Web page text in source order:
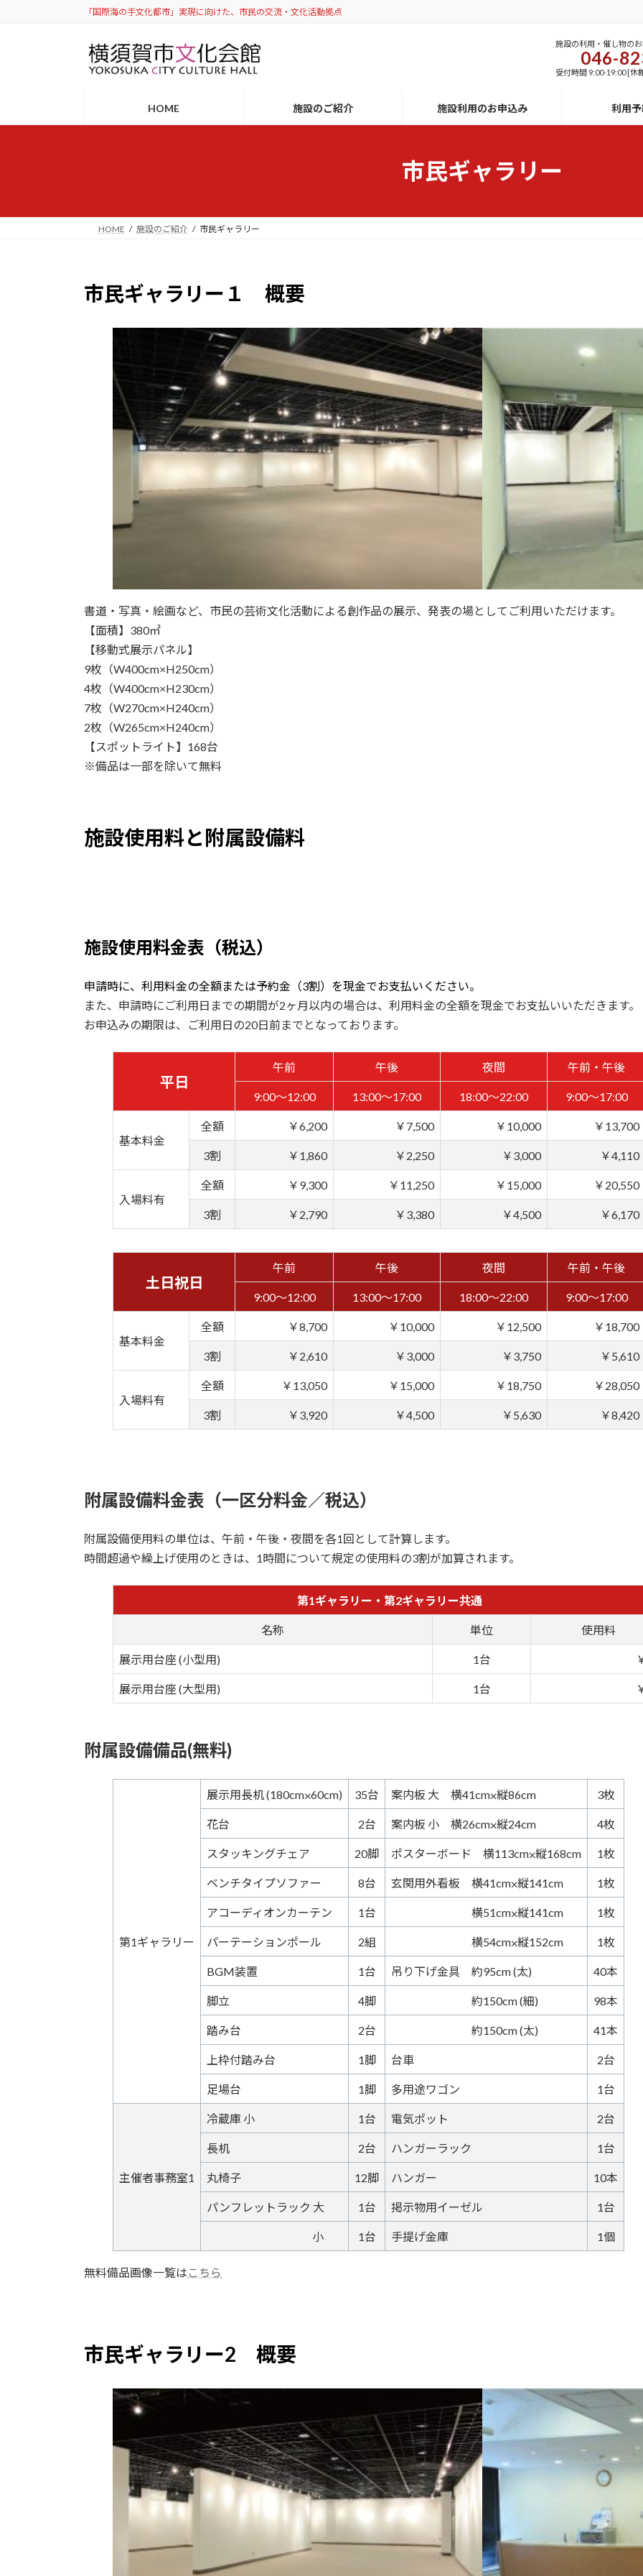
キ
に
「国際海の手文化都市」実現に向けた、市民の交流・文化活動拠点
施設の利用・催し物の
046-
受付時間 9:00-19:00 [休
HOME 施設のご紹介 施設利用のお申込み 利用
市民ギャラリー
HOME 施設のご紹介 市民ギャラリー
市民ギャラリー１ 概要
書道・写真・絵画など、市民の芸術文化活動による創作品の展示、発表の場としてご利用いただけます。
【面積】380㎡
【移動式展示パネル】
9枚（W400cm×H250cm）
4枚（W400cm×H230cm）
7枚（W270cm×H240cm）
2枚（W265cm×H240cm）
【スポットライト】168台
※備品は一部を除いて無料
施設使用料と附属設備料
施設使用料金表（税込）
申請時に、利用料金の全額または予約金（3割）を現金でお支払いください。
また、申請時にご利用日までの期間が2ヶ月以内の場合は、利用料金の全額を現金でお支払いいただきます。
お申込みの期限は、ご利用日の20日前までとなっております。
平日
午前 午後 夜間 午前・午後
9:00～12:00 13:00～17:00 18:00～22:00 9:00～17:00
基本料金
全額 ￥6,200 ￥7,500 ￥10,000 ￥13,700
3割 ￥1,860 ￥2,250 ￥3,000 ￥4,110
入場料有
全額 ￥9,300 ￥11,250 ￥15,000 ￥20,550
3割 ￥2,790 ￥3,380 ￥4,500 ￥6,170
土日祝日
午前 午後 夜間 午前・午後
9:00～12:00 13:00～17:00 18:00～22:00 9:00～17:00
基本料金
全額 ￥8,700 ￥10,000 ￥12,500 ￥18,700
3割 ￥2,610 ￥3,000 ￥3,750 ￥5,610
入場料有
全額 ￥13,050 ￥15,000 ￥18,750 ￥28,050
3割 ￥3,920 ￥4,500 ￥5,630 ￥8,420
附属設備料金表（一区分料金／税込）
附属設備使用料の単位は、午前・午後・夜間を各1回として計算します。
時間超過や繰上げ使用のときは、1時間について規定の使用料の3割が加算されます。
第1ギャラリー・第2ギャラリー共通
名称 単位 使用料
展示用台座 (小型用) 1台
展示用台座 (大型用) 1台
附属設備備品(無料)
第1ギャラリー
展示用長机 (180cm⨉60cm) 35台 案内板 大 横41cm⨉縦86cm 3枚
花台 2台 案内板 小 横26cm⨉縦24cm 4枚
スタッキングチェア 20脚 ポスターボード 横113cm⨉縦168cm 1枚
ベンチタイプソファー 8台 玄関用外看板 横41cm⨉縦141cm 1枚
アコーディオンカーテン 1台 横51cm⨉縦141cm 1枚
パーテーションポール 2組 横54cm⨉縦152cm 1枚
BGM装置 1台 吊り下げ金具 約95cm (太) 40本
脚立 4脚 約150cm (細) 98本
踏み台 2台 約150cm (太) 41本
上枠付踏み台 1脚 台車 2台
足場台 1脚 多用途ワゴン 1台
主催者事務室1
冷蔵庫 小 1台 電気ポット 2台
長机 2台 ハンガーラック 1台
丸椅子 12脚 ハンガー 10本
パンフレットラック 大 1台 掲示物用イーゼル 1台
小 1台 手提げ金庫 1個
無料備品画像一覧は こちら
市民ギャラリー2 概要